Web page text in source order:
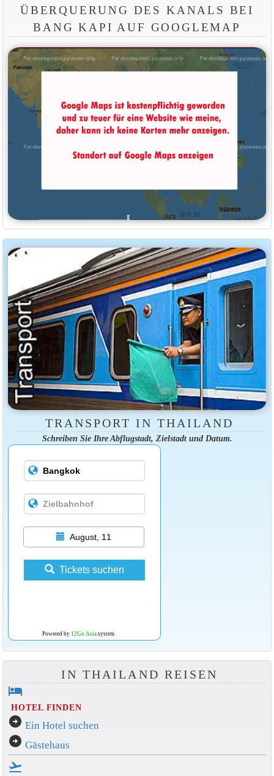
BERQUERUNG DES KANALS BEI B
ANG KAPI AUF GOOGLEMAP
TRANSPORT IN THAILAND
Schreiben Sie Ihre Abflugstadt, Zielstadt und Datum.
August, 11
Tickets suchen
Powered by 12Go Asiasystem
IN THAILAND REISEN
hotel
HOTEL FINDEN
arrow_circle_right Ein Hotel suchen
arrow_circle_right Gästehaus
flight_takeoff